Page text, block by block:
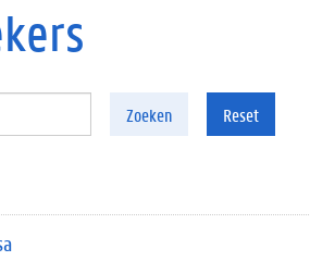
Zoeken Reset